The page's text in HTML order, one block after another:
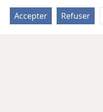
Accepter Refuser